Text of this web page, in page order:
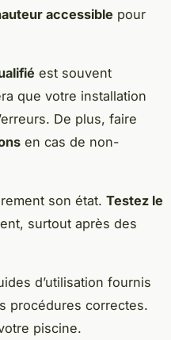
accessible pour
est souvent
que votre installation
De plus, faire
en cas de non-
son état. Testez le
surtout après des
d’utilisation fournis
procédures correctes.
piscine.